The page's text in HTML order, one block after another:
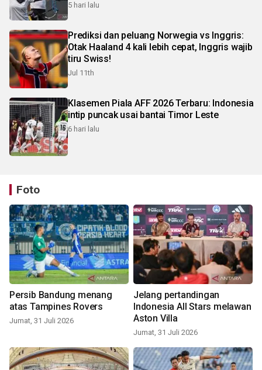
5 hari lalu
Prediksi dan peluang Norwegia vs Inggris:
Otak Haaland 4 kali lebih cepat, Inggris wajib
tiru Swiss!
Jul 11th
Klasemen Piala AFF 2026 Terbaru: Indonesia
intip puncak usai bantai Timor Leste
6 hari lalu
Foto
Persib Bandung menang
atas Tampines Rovers
Jumat, 31 Juli 2026
Jelang pertandingan
Indonesia All Stars melawan
Aston Villa
Jumat, 31 Juli 2026